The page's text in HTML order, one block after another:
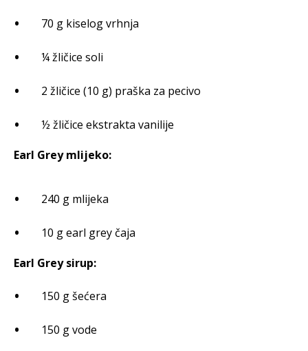
70 g kiselog vrhnja
¼ žličice soli
2 žličice (10 g) praška za pecivo
½ žličice ekstrakta vanilije
Earl Grey mlijeko:
240 g mlijeka
10 g earl grey čaja
Earl Grey sirup:
150 g šećera
150 g vode